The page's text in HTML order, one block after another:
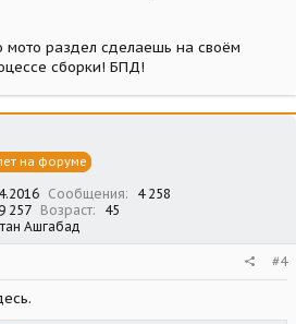
мото раздел сделаешь на своём
сборки! БПД!
на форуме
Сообщения
4 258
257 Возраст
45
Ашгабад
#4